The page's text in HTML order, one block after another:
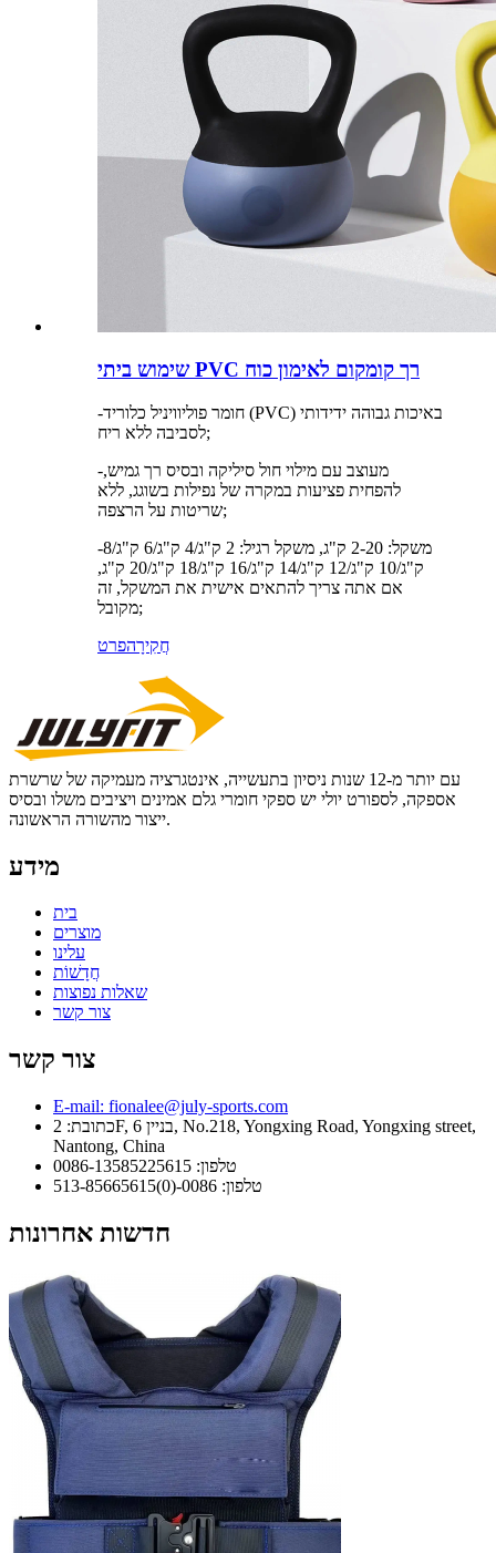
שימוש ביתי PVC רך קומקום לאימון כוח
-חומר פוליוויניל כלוריד (PVC) באיכות גבוהה ידידותי
לסביבה ללא ריח;
-מעוצב עם מילוי חול סיליקה ובסיס רך גמיש,
להפחית פציעות במקרה של נפילות בשוגג, ללא
שריטות על הרצפה;
-משקל: 2-20 ק"ג, משקל רגיל: 2 ק"ג/4 ק"ג/6 ק"ג/8
ק"ג/10 ק"ג/12 ק"ג/14 ק"ג/16 ק"ג/18 ק"ג/20 ק"ג,
אם אתה צריך להתאים אישית את המשקל, זה
מקובל;
חֲקִירָהפרט
עם יותר מ-12 שנות ניסיון בתעשייה, אינטגרציה מעמיקה של שרשרת
אספקה, לספורט יולי יש ספקי חומרי גלם אמינים ויציבים משלו ובסיס
ייצור מהשורה הראשונה.
מידע
בית
מוצרים
עלינו
חֲדָשׁוֹת
שאלות נפוצות
צור קשר
צור קשר
E-mail: fionalee@july-sports.com
כתובת: 2F, בניין 6, No.218, Yongxing Road, Yongxing street,
Nantong, China
טלפון: 0086-13585225615
טלפון: 0086-(0)513-85665615
חדשות אחרונות